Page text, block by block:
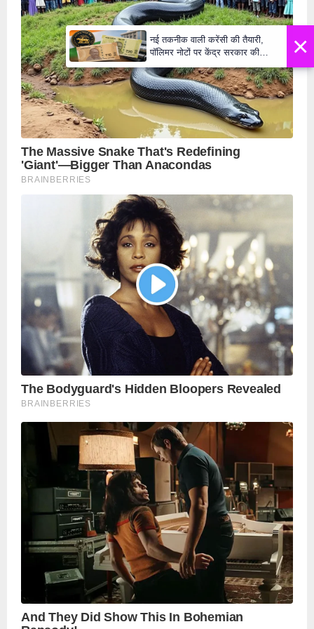
×
नई तकनीक वाली करेंसी की तैयारी,
पॉलिमर नोटों पर केंद्र सरकार की
₹10 और ₹20 के नोट - Daily Lok
Manch PM Modi U